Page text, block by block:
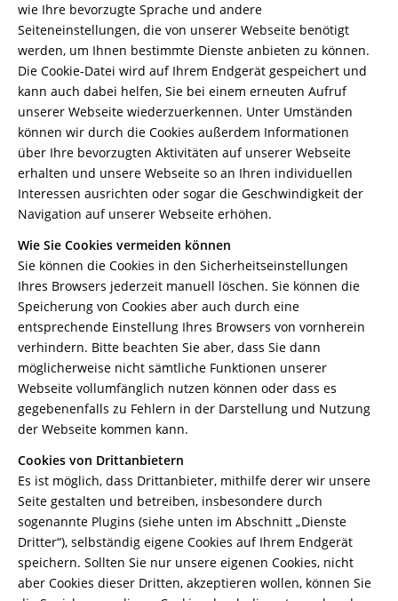
wie Ihre bevorzugte Sprache und andere
Seiteneinstellungen, die von unserer Webseite benötigt
werden, um Ihnen bestimmte Dienste anbieten zu können.
Die Cookie-Datei wird auf Ihrem Endgerät gespeichert und
kann auch dabei helfen, Sie bei einem erneuten Aufruf
unserer Webseite wiederzuerkennen. Unter Umständen
können wir durch die Cookies außerdem Informationen
über Ihre bevorzugten Aktivitäten auf unserer Webseite
erhalten und unsere Webseite so an Ihren individuellen
Interessen ausrichten oder sogar die Geschwindigkeit der
Navigation auf unserer Webseite erhöhen.
Wie Sie Cookies vermeiden können
Sie können die Cookies in den Sicherheitseinstellungen
Ihres Browsers jederzeit manuell löschen. Sie können die
Speicherung von Cookies aber auch durch eine
entsprechende Einstellung Ihres Browsers von vornherein
verhindern. Bitte beachten Sie aber, dass Sie dann
möglicherweise nicht sämtliche Funktionen unserer
Webseite vollumfänglich nutzen können oder dass es
gegebenenfalls zu Fehlern in der Darstellung und Nutzung
der Webseite kommen kann.
Cookies von Drittanbietern
Es ist möglich, dass Drittanbieter, mithilfe derer wir unsere
Seite gestalten und betreiben, insbesondere durch
sogenannte Plugins (siehe unten im Abschnitt „Dienste
Dritter“), selbständig eigene Cookies auf Ihrem Endgerät
speichern. Sollten Sie nur unsere eigenen Cookies, nicht
aber Cookies dieser Dritten, akzeptieren wollen, können Sie